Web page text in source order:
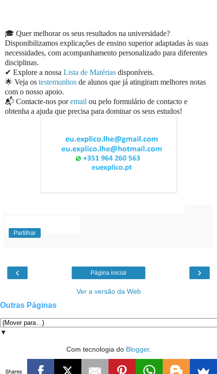
🎓 Quer melhorar os seus resultados na universidade?
Disponibilizamos explicações de ensino superior adaptadas às suas
necessidades, com acompanhamento personalizado para diferentes
disciplinas.
✔ Explore a nossa Lista de Matérias disponíveis.
🌟 Veja os testemunhos de alunos que já atingiram melhores notas
com o nosso apoio.
📬 Contacte-nos poremail ou pelo formulário de contacto e
obtenha a ajuda que precisa para dominar os seus estudos!
EnsinoSuperior
Partilhar
‹ ›
Página inicial
Ver a versão da Web
Outras Páginas
▼
Com tecnologia do Blogger.
Shares